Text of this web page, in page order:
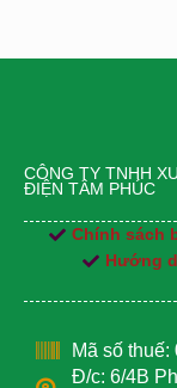
CÔNG TY TNHH
ĐIỆN TÂM PHÚC
Chính sách
Hướng
Mã số
Đ/c: 6/4B